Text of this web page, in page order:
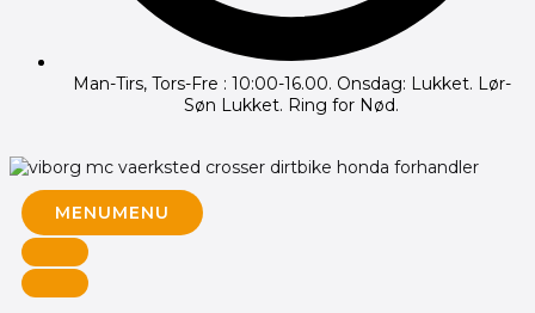
Man-Tirs, Tors-Fre : 10:00-16.00. Onsdag: Lukket. Lør-
Søn Lukket. Ring for Nød.
MENUMENU